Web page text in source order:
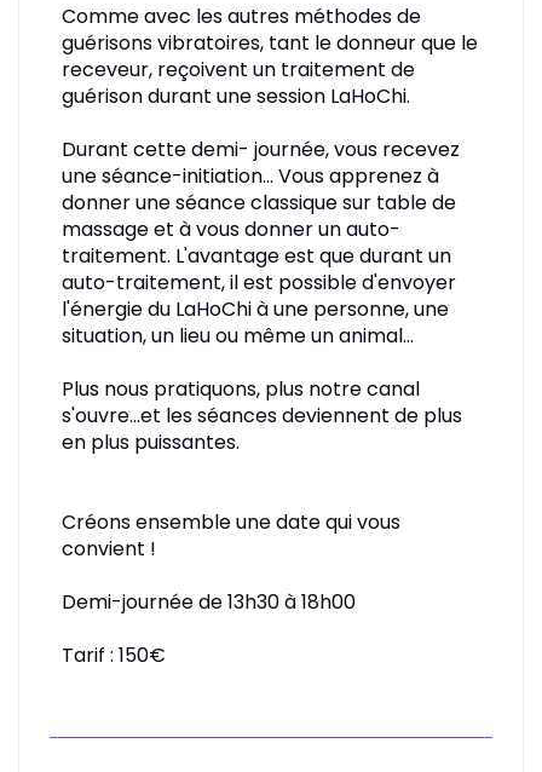
Comme avec les autres méthodes de
guérisons vibratoires, tant le donneur que le
receveur, reçoivent un traitement de
guérison durant une session LaHoChi.
Durant cette demi- journée, vous recevez
une séance-initiation... Vous apprenez à
donner une séance classique sur table de
massage et à vous donner un auto-
traitement. L'avantage est que durant un
auto-traitement, il est possible d'envoyer
l'énergie du LaHoChi à une personne, une
situation, un lieu ou même un animal...
Plus nous pratiquons, plus notre canal
s'ouvre...et les séances deviennent de plus
en plus puissantes.
Créons ensemble une date qui vous
convient !
Demi-journée de 13h30 à 18h00
Tarif : 150€